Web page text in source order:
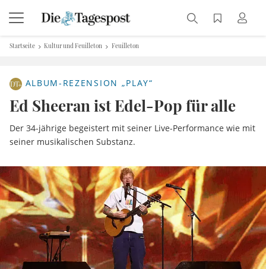
Startseite Kultur und Feuilleton Feuilleton
ALBUM-REZENSION „PLAY“
Ed Sheeran ist Edel-Pop für alle
Der 34-jährige begeistert mit seiner Live-Performance wie mit
seiner musikalischen Substanz.